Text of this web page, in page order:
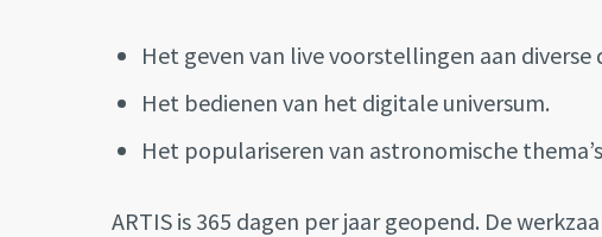
Het geven van live voorstellingen aan
Het bedienen van het digitale universum.
Het populariseren van astronomische
ARTIS is 365 dagen per jaar geopend. De